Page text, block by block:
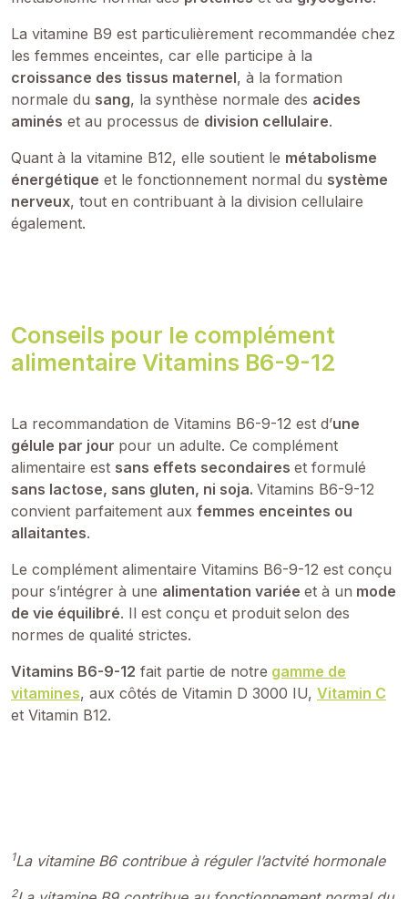
La vitamine B9 est particulièrement recommandée chez
les femmes enceintes, car elle participe à la
croissance des tissus maternel, à la formation
normale du sang, la synthèse normale des acides
aminés et au processus de division cellulaire.
Quant à la vitamine B12, elle soutient le métabolisme
énergétique et le fonctionnement normal du système
nerveux, tout en contribuant à la division cellulaire
également.
Conseils pour le complément
alimentaire Vitamins B6-9-12
La recommandation de Vitamins B6-9-12 est d’une
gélule par jour pour un adulte. Ce complément
alimentaire est sans effets secondaires et formulé
sans lactose, sans gluten, ni soja. Vitamins B6-9-12
convient parfaitement aux femmes enceintes ou
allaitantes.
Le complément alimentaire Vitamins B6-9-12 est conçu
pour s’intégrer à une alimentation variée et à un mode
de vie équilibré. Il est conçu et produit selon des
normes de qualité strictes.
Vitamins B6-9-12 fait partie de notre gamme de
vitamines, aux côtés de Vitamin D 3000 IU, Vitamin C
et Vitamin B12.
1La vitamine B6 contribue à réguler l’actvité hormonale
2